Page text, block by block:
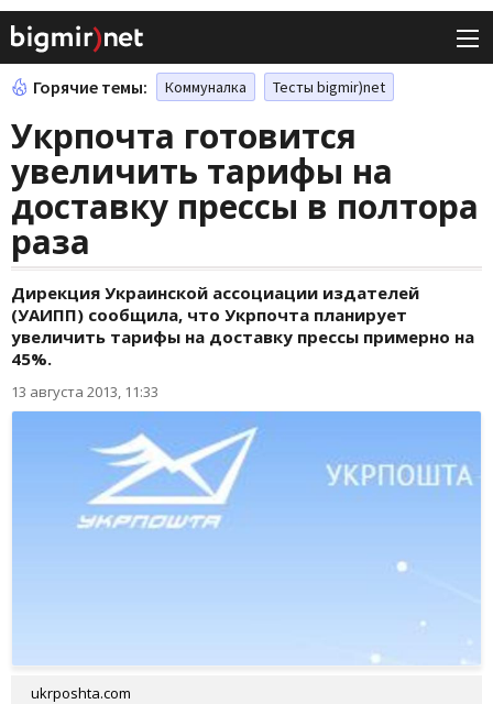
Горячие темы: Коммуналка Тесты bigmir)net
Укрпочта готовится
увеличить тарифы на
доставку прессы в полтора
раза
Дирекция Украинской ассоциации издателей
(УАИПП) сообщила, что Укрпочта планирует
увеличить тарифы на доставку прессы примерно на
45%.
13 августа 2013, 11:33
ukrposhta.com